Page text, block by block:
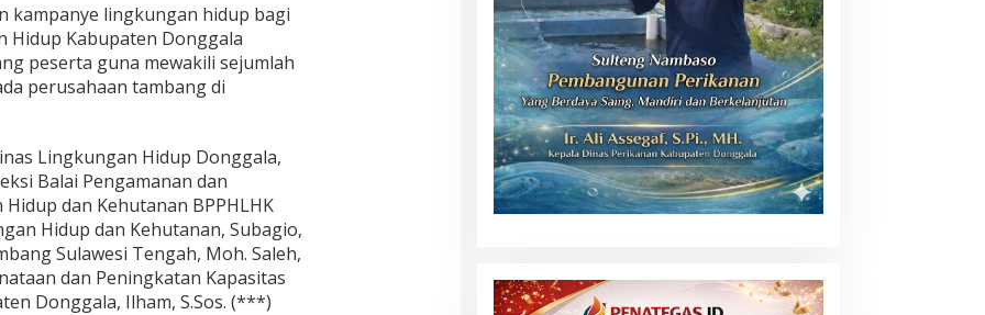
kampanye lingkungan hidup bagi
Hidup Kabupaten Donggala
peserta guna mewakili sejumlah
perusahaan tambang di
Lingkungan Hidup Donggala,
Balai Pengamanan dan
dan Kehutanan BPPHLHK
Hidup dan Kehutanan, Subagio,
Sulawesi Tengah, Moh. Saleh,
dan Peningkatan Kapasitas
Donggala, Ilham, S.Sos. (***)